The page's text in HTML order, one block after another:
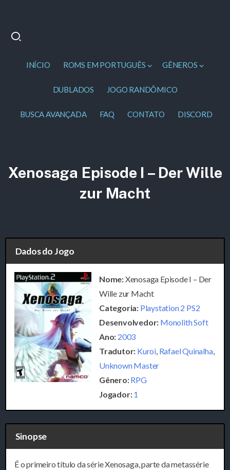
INÍCIO ROMS EM PORTUGUÊS GÊNEROS
DUBLADOS JOGO RANDÔMICO
BUSCA AVANÇADA FAQ CONTATO DISCORD
Xenosaga Episode I – Der Wille
zur Macht
Dados do Jogo
Nome:Xenosaga Episode I – Der
Wille zur Macht
Categoria: Playstation 2 PS2
Desenvolvedor: Monolith Soft
Ano: 2003
Tradutor: Kuroi Rafael Quinalha,
Unknown Master
Gênero:RPG
Jogador:1
Sinopse
É o primeiro título da série Xenosaga, parte da metassérie